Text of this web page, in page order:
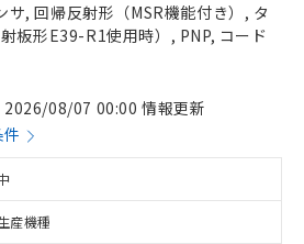
サ, 回帰反射形（MSR機能付き）, タ
板形E39-R1使用時）, PNP, コード
2026/08/07 00:00 情報更新
産機種